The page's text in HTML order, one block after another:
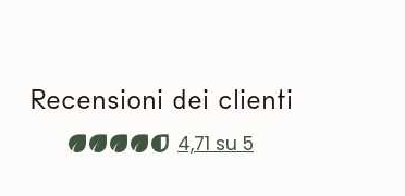
roble.store
Recensioni dei clienti
4,71 su 5